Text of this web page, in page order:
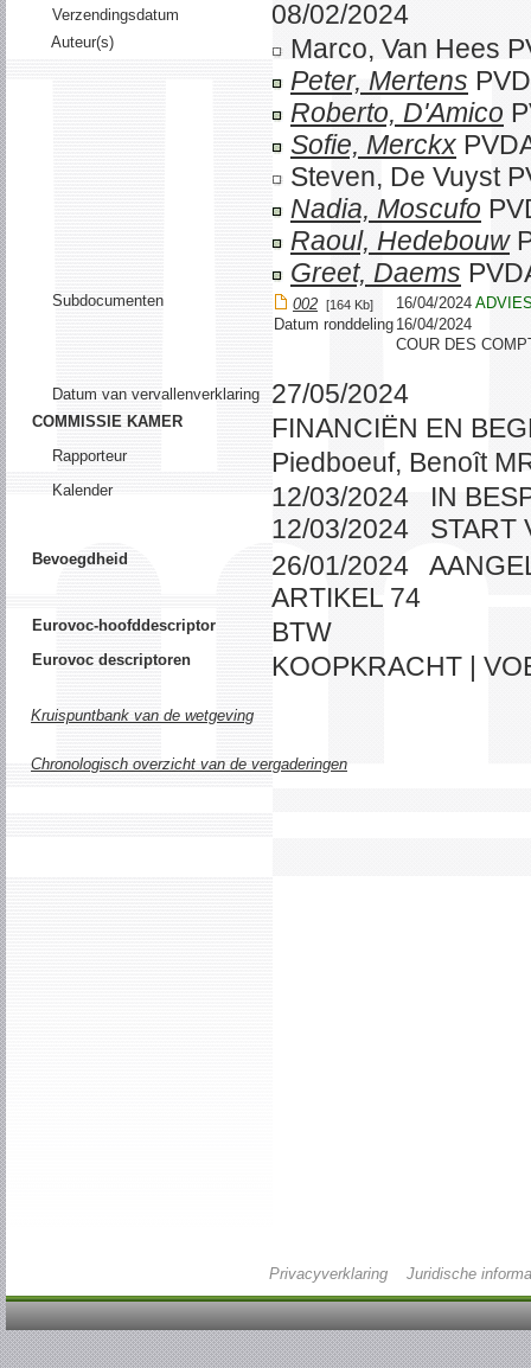
Verzendingsdatum 08/02/2024
Auteur(s)
Marco, Van Hees
Peter, Mertens
Roberto, D'Amico
Sofie, Merckx
Steven, De Vuyst
Nadia, Moscufo
Raoul, Hedebouw
Greet, Daems
Subdocumenten 002 [164 Kb] 16/04/2024
Datum ronddeling 16/04/2024
COUR DES
Datum van vervallenverklaring 27/05/2024
COMMISSIE KAMER FINANCIËN EN
Rapporteur Piedboeuf, Benoît
Kalender
12/03/2024 IN
12/03/2024 START
Bevoegdheid
26/01/2024
ARTIKEL 74
Eurovoc-hoofddescriptor BTW
Eurovoc descriptoren KOOPKRACHT |
Kruispuntbank van de wetgeving
Chronologisch overzicht van de vergaderingen
Privacyverklaring Juridische